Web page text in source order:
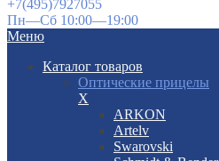
+7(495)7927055
Пн—Сб 10:00—19:00
Меню
Каталог товаров
Оптические прицелы
X
ARKON
Artelv
Swarovski